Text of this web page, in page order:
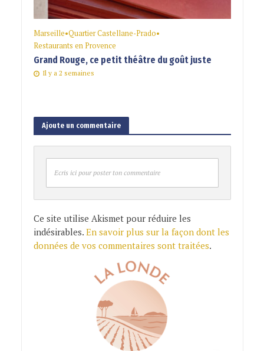
Marseille•Quartier Castellane-Prado•
Restaurants en Provence
Grand Rouge, ce petit théâtre du goût juste
Il y a 2 semaines
Ajoute un commentaire
Ecris ici pour poster ton commentaire
Ce site utilise Akismet pour réduire les
indésirables. En savoir plus sur la façon dont les
données de vos commentaires sont traitées.